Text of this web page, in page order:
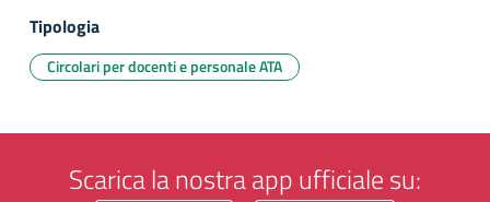
Tipologia
Circolari per docenti e personale ATA
Scarica la nostra app ufficiale su: